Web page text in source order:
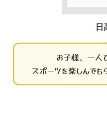
お子様、一人
スポーツを楽しんでも